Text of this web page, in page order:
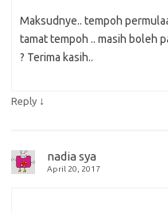
Maksudnye.. tempoh
tamat tempoh .. masih boleh
? Terima kasih..
Reply ↓
nadia sya
April 20, 2017